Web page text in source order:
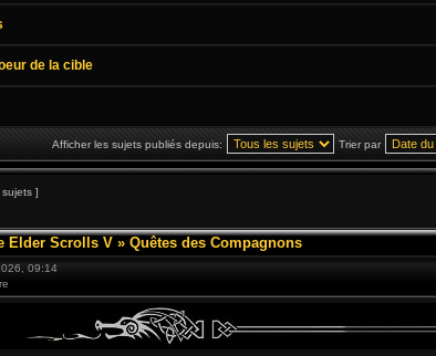
de la cible
Afficher les sujets publiés depuis: Trier par
]
Elder Scrolls V » Quêtes des Compagnons
09:14